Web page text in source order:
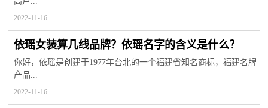
2022-11-16
依瑶女装算几线品牌？依瑶名字的含义是什么？
你好，依瑶是创建于1977年台北的一个福建省知名商标，福建名牌
产品...
2022-11-16